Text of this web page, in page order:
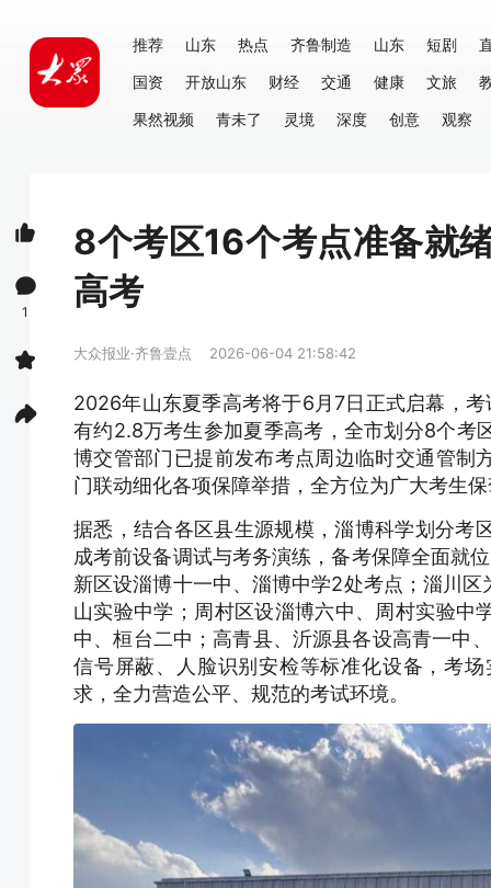
推荐 山东 热点 齐鲁制造 山东 短剧
国资
开放山东 财经 交通 健康 文旅
果然视频
青未了 灵境 深度 创意 观察
8个考区16个考点准备就
高考
大众报业·齐鲁壹点 2026-06-04 21:58:42
2026年山东夏季高考将于6月7日正式启幕，
有约2.8万考生参加夏季高考，全市划分8个考
博交管部门已提前发布考点周边临时交通管制
门联动细化各项保障举措，全方位为广大考生
据悉，结合各区县生源规模，淄博科学划分考
成考前设备调试与考务演练，备考保障全面就
新区设淄博十一中、淄博中学2处考点；淄川
山实验中学；周村区设淄博六中、周村实验中
中、桓台二中；高青县、沂源县各设高青一中
信号屏蔽、人脸识别安检等标准化设备，考
求，全力营造公平、规范的考试环境。
1